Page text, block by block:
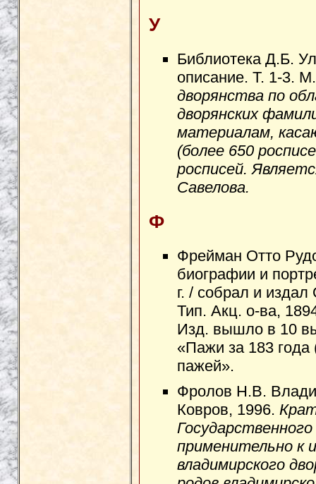
У
Библиотека Д.Б.
описание. Т. 1-3.
дворянства по
дворянских
материалам,
(более 650
росписей.
Савелова.
Ф
Фрейман Отто
биографии и
г. / собрал и
Тип. Акц. о-ва,
Изд. вышло в 10
«Пажи за 183
пажей».
Фролов Н.В.
Ковров, 1996.
применительно к
владимирского